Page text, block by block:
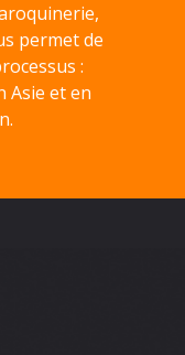
permet de
:
Asie et en